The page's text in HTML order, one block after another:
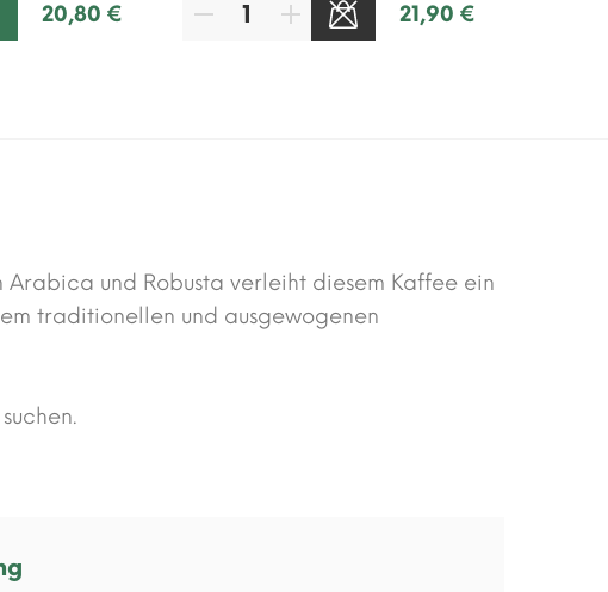
20,80 € 21,90 €
Arabica und Robusta verleiht diesem Kaffee ein
traditionellen und ausgewogenen